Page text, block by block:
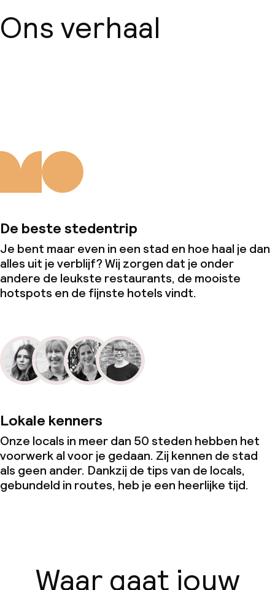
Zakelijke faciliteiten
Overal rookvrij
Grote huisdieren toegestaan (meer
dan 5 kg)
Ons verhaal
De beste stedentrip
Je bent maar even in een stad en hoe haal je dan
alles uit je verblijf? Wij zorgen dat je onder
andere de leukste restaurants, de mooiste
hotspots en de fijnste hotels vindt.
Lokale kenners
Onze locals in meer dan 50 steden hebben het
voorwerk al voor je gedaan. Zij kennen de stad
als geen ander. Dankzij de tips van de locals,
gebundeld in routes, heb je een heerlijke tijd.
Waar gaat jouw